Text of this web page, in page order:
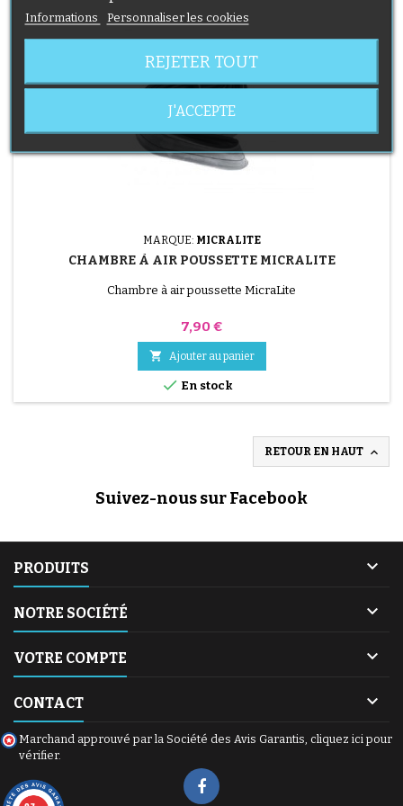
MARQUE: MICRALITE
CHAMBRE À AIR POUSSETTE MICRALITE
Chambre à air poussette MicraLite
Prix
7,90 €
 Ajouter au panier
 En stock
RETOUR EN HAUT 
Suivez-nous sur Facebook
PRODUITS 
NOTRE SOCIÉTÉ 
VOTRE COMPTE 
CONTACT 
Marchand approuvé par la Société des Avis Garantis, cliquez ici pour
vérifier.
Informations Personnaliser les cookies
REJETER TOUT
J'ACCEPTE